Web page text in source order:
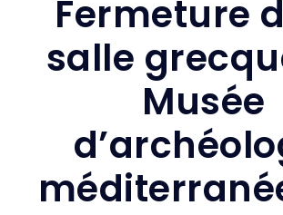
Fermeture
salle
Musée